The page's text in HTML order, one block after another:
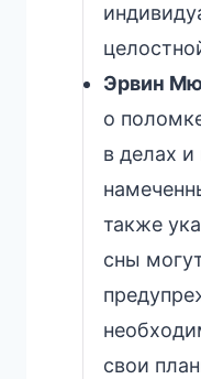
Эрвин
о
в делах и
также
сны
свои